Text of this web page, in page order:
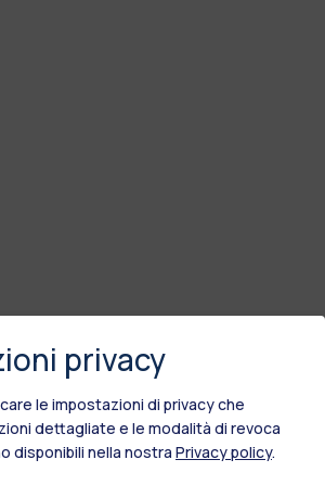
privacy
le impostazioni di privacy che
dettagliate e le modalità di revoca
disponibili nella nostra Privacy policy.